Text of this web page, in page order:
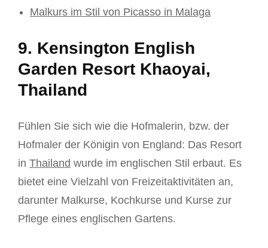
Malkurs im Stil von Picasso in Malaga
9. Kensington English
Garden Resort Khaoyai,
Thailand
Fühlen Sie sich wie die Hofmalerin, bzw. der
Hofmaler der Königin von England: Das Resort
in Thailand wurde im englischen Stil erbaut. Es
bietet eine Vielzahl von Freizeitaktivitäten an,
darunter Malkurse, Kochkurse und Kurse zur
Pflege eines englischen Gartens.